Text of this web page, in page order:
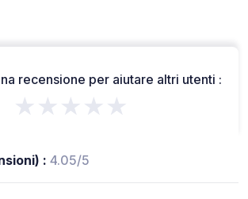
recensione per aiutare altri utenti :
★★★★★
: 4.05/5